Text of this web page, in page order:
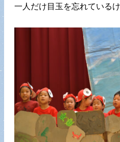
一人だけ目玉を忘れている